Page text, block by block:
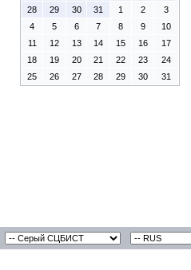
28
29 30 31 1 2
3
4
5 6 7 8 9
10
11
12 13 14 15 16
17
18
19 20 21 22 23
24
25
26 27 28 29 30 31